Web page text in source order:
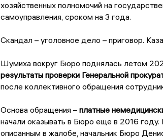
хозяйственных полномочий на
самоуправления, сроком на 3 года.
Скандал – уголовное дело – приговор.
Шумиха вокруг Бюро поднялась летом
результаты проверки Генеральной
после коллективного обращения
Основа обращения – платные
начали оказывать в Бюро еще в 2016
описанным в жалобе, начальник Бюро